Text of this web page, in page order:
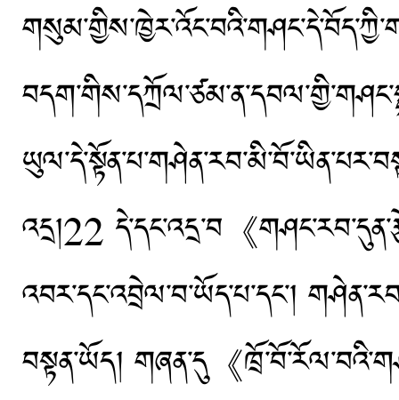
འདྲ།22 དེ་དང་འདྲ་བ《
འབར་དང་འབྲེལ་བ་ཡོད་པ་དང་།
བསྟན་ཡོད། གཞན་དུ《